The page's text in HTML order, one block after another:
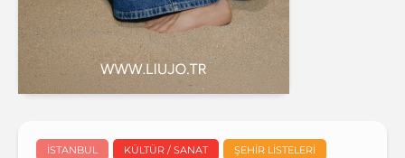
İSTANBUL KÜLTÜR / SANAT ŞEHIR LISTELERI